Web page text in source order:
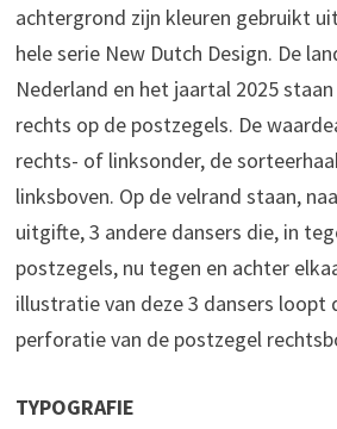
achtergrond zijn kleuren gebruikt
hele serie New Dutch Design. De
Nederland en het jaartal 2025
rechts op de postzegels. De
rechts- of linksonder, de
linksboven. Op de velrand staan,
uitgifte, 3 andere dansers die, in
postzegels, nu tegen en achter
illustratie van deze 3 dansers
perforatie van de postzegel
TYPOGRAFIE